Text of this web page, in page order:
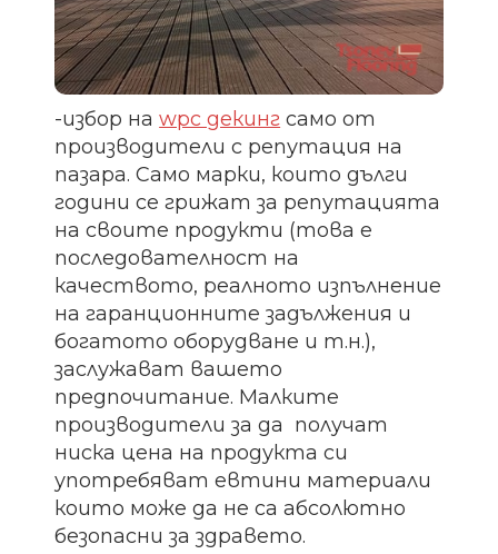
-избор наwpc декинг само от
производители с репутация на
пазара. Само марки, които дълги
години се грижат за репутацията
на своите продукти (това е
последователност на
качеството, реалното изпълнение
на гаранционните задължения и
богатото оборудване и т.н.),
заслужават вашето
предпочитание. Малките
производители за да получат
ниска цена на продукта си
употребяват евтини материали
които може да не са абсолютно
безопасни за здравето.